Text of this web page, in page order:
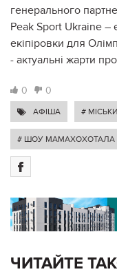
генерального
Peak Sport Ukraine –
екіпіровки для
- актуальні жарти
0 0
АФІША #
# ШОУ МАМАХОХОТАЛА
ЧИТАЙТЕ